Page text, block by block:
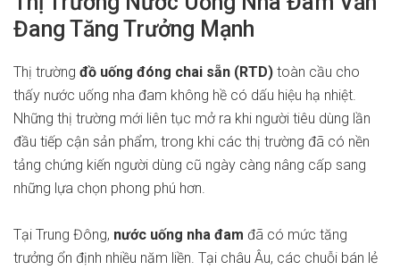
Đang Tăng Trưởng Mạnh
Thị trường đồ uống đóng chai sẵn (RTD) toàn cầu cho
thấy nước uống nha đam không hề có dấu hiệu hạ nhiệt.
Những thị trường mới liên tục mở ra khi người tiêu dùng lần
đầu tiếp cận sản phẩm, trong khi các thị trường đã có nền
tảng chứng kiến người dùng cũ ngày càng nâng cấp sang
những lựa chọn phong phú hơn.
Tại Trung Đông, nước uống nha đam đã có mức tăng
trưởng ổn định nhiều năm liền. Tại châu Âu, các chuỗi bán lẻ